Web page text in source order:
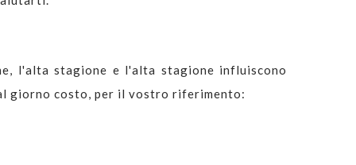
l'alta stagione e l'alta stagione influiscono
giorno costo, per il vostro riferimento: